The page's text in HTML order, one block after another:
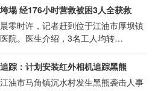
塌 经176小时营救被困3人全获救
零时许，记者赶到位于江油市厚坝镇
院。医生介绍，3名工人均转…
踪：计划安装红外相机追踪黑熊
油市马角镇沉水村发生黑熊袭击人事